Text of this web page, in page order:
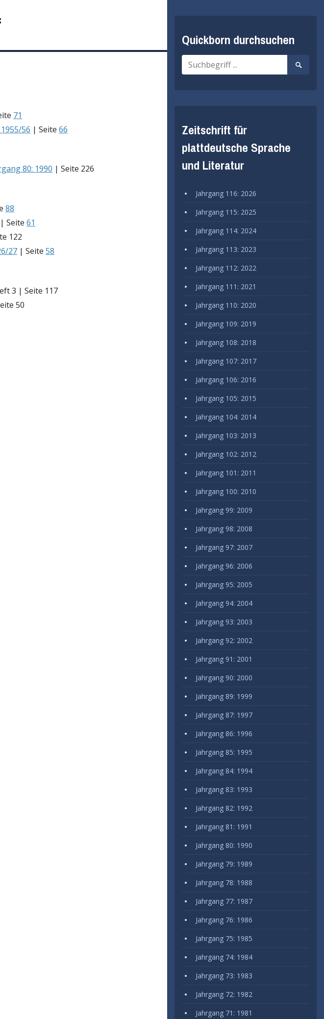
71
56 | Seite 66
80: 1990 | Seite 226
88
| Seite 61
122
27 | Seite 58
3 | Seite 117
50
Quickborn durchsuchen
Suche
nach:
Suche
starten
Zeitschrift für
plattdeutsche Sprache
und Literatur
Jahrgang 116: 2026
Jahrgang 115: 2025
Jahrgang 114: 2024
Jahrgang 113: 2023
Jahrgang 112: 2022
Jahrgang 111: 2021
Jahrgang 110: 2020
Jahrgang 109: 2019
Jahrgang 108: 2018
Jahrgang 107: 2017
Jahrgang 106: 2016
Jahrgang 105: 2015
Jahrgang 104: 2014
Jahrgang 103: 2013
Jahrgang 102: 2012
Jahrgang 101: 2011
Jahrgang 100: 2010
Jahrgang 99: 2009
Jahrgang 98: 2008
Jahrgang 97: 2007
Jahrgang 96: 2006
Jahrgang 95: 2005
Jahrgang 94: 2004
Jahrgang 93: 2003
Jahrgang 92: 2002
Jahrgang 91: 2001
Jahrgang 90: 2000
Jahrgang 89: 1999
Jahrgang 87: 1997
Jahrgang 86: 1996
Jahrgang 85: 1995
Jahrgang 84: 1994
Jahrgang 83: 1993
Jahrgang 82: 1992
Jahrgang 81: 1991
Jahrgang 80: 1990
Jahrgang 79: 1989
Jahrgang 78: 1988
Jahrgang 77: 1987
Jahrgang 76: 1986
Jahrgang 75: 1985
Jahrgang 74: 1984
Jahrgang 73: 1983
Jahrgang 72: 1982
Jahrgang 71: 1981